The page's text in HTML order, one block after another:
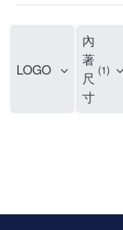
LOGO
內
著
尺
寸
1